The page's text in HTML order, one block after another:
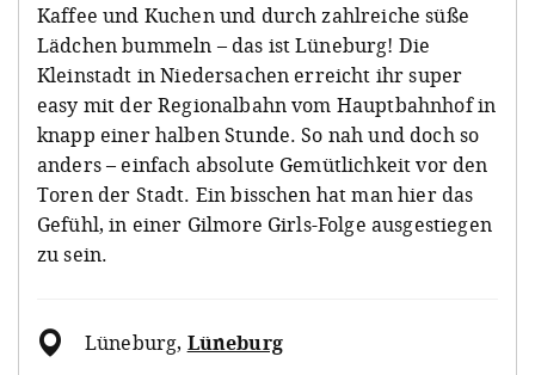
Kaffee und Kuchen und durch zahlreiche süße
Lädchen bummeln – das ist Lüneburg! Die
Kleinstadt in Niedersachen erreicht ihr super
easy mit der Regionalbahn vom Hauptbahnhof in
knapp einer halben Stunde. So nah und doch so
anders – einfach absolute Gemütlichkeit vor den
Toren der Stadt. Ein bisschen hat man hier das
Gefühl, in einer Gilmore Girls-Folge ausgestiegen
zu sein.
Lüneburg, Lüneburg